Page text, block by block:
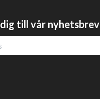
till vår nyhetsbrev